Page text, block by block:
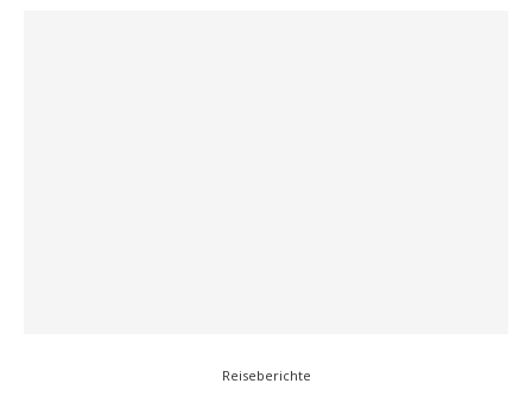
Reiseberichte